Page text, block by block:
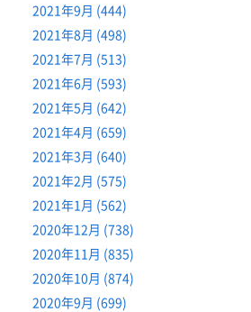
2021年9月 (444)
2021年8月 (498)
2021年7月 (513)
2021年6月 (593)
2021年5月 (642)
2021年4月 (659)
2021年3月 (640)
2021年2月 (575)
2021年1月 (562)
2020年12月 (738)
2020年11月 (835)
2020年10月 (874)
2020年9月 (699)